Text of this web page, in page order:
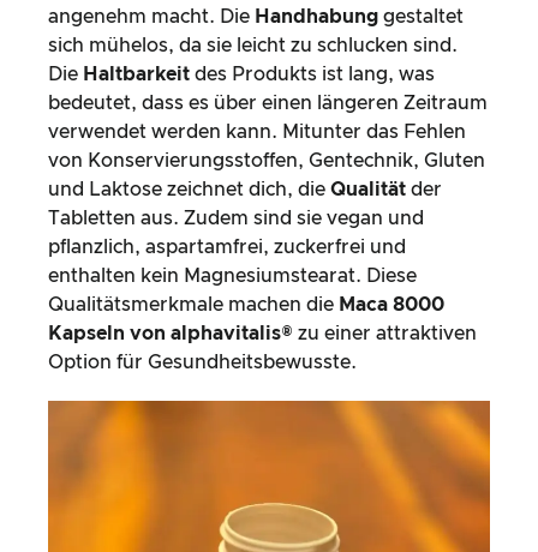
angenehm macht. Die Handhabung gestaltet
sich mühelos, da sie leicht zu schlucken sind.
Die Haltbarkeit des Produkts ist lang, was
bedeutet, dass es über einen längeren Zeitraum
verwendet werden kann. Mitunter das Fehlen
von Konservierungsstoffen, Gentechnik, Gluten
und Laktose zeichnet dich, die Qualität der
Tabletten aus. Zudem sind sie vegan und
pflanzlich, aspartamfrei, zuckerfrei und
enthalten kein Magnesiumstearat. Diese
Qualitätsmerkmale machen die Maca 8000
Kapseln von alphavitalis® zu einer attraktiven
Option für Gesundheitsbewusste.